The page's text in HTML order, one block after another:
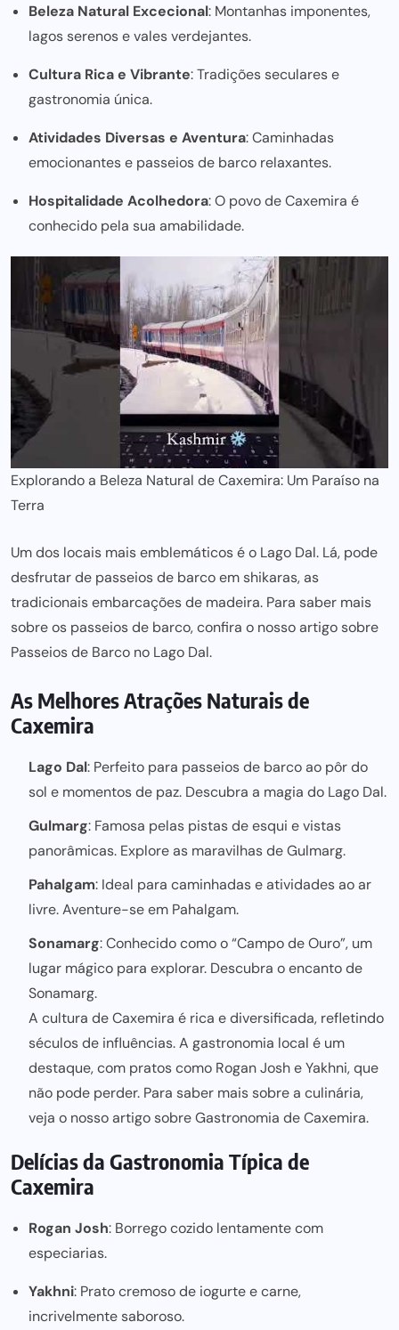
Beleza Natural Excecional: Montanhas imponentes,
lagos serenos e vales verdejantes.
Cultura Rica e Vibrante: Tradições seculares e
gastronomia única.
Atividades Diversas e Aventura: Caminhadas
emocionantes e passeios de barco relaxantes.
Hospitalidade Acolhedora: O povo de Caxemira é
conhecido pela sua amabilidade.
Explorando a Beleza Natural de Caxemira: Um Paraíso na
Terra
Um dos locais mais emblemáticos é o Lago Dal. Lá, pode
desfrutar de passeios de barco em shikaras, as
tradicionais embarcações de madeira. Para saber mais
sobre os passeios de barco, confira o nosso artigo sobre
Passeios de Barco no Lago Dal.
As Melhores Atrações Naturais de
Caxemira
Lago Dal: Perfeito para passeios de barco ao pôr do
sol e momentos de paz. Descubra a magia do Lago Dal.
Gulmarg: Famosa pelas pistas de esqui e vistas
panorâmicas. Explore as maravilhas deGulmarg.
Pahalgam: Ideal para caminhadas e atividades ao ar
livre. Aventure-se em Pahalgam.
Sonamarg: Conhecido como o “Campo de Ouro”, um
lugar mágico para explorar. Descubra o encanto de
Sonamarg.
A cultura deCaxemira é rica e diversificada, refletindo
séculos de influências. A gastronomia local é um
destaque, com pratos como Rogan Josh e Yakhni, que
não pode perder. Para saber mais sobre a culinária,
veja o nosso artigo sobreGastronomia de Caxemira.
Delícias da Gastronomia Típica de
Caxemira
Rogan Josh: Borrego cozido lentamente com
especiarias.
Yakhni: Prato cremoso de iogurte e carne,
incrivelmente saboroso.